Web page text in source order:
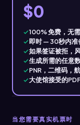
$0
100% 免费，无
即时 — 30秒内准
如果签证被拒，
生成所需的任意
PNR，二维码，
大使馆接受的PDF
当您需要真实机票时